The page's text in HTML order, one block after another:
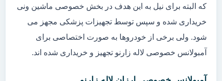
که البته برای نیل به این هدف در بخش خصوصی ماشین ونی
خریداری شده و سپس توسط تجهیزات پزشکی مجهز می
شود. ولی برخی از خودروها به صورت اختصاصی برای
آمبولانس خصوصی لاله زارنو تجهیز و خریداری شده اند.